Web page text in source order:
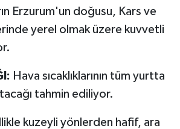
Erzurum'un doğusu, Kars ve
yerel olmak üzere kuvvetli
Hava sıcaklıklarının tüm yurtta
tahmin ediliyor.
kuzeyli yönlerden hafif, ara